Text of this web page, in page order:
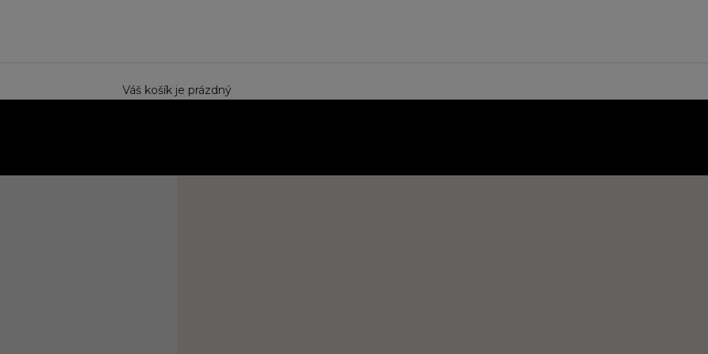
Váš košík je prázdný
Speciální cena